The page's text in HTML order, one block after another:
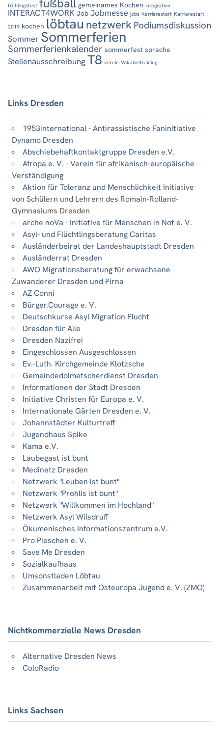
frühlingsfest fußball gemeinames Kochen integration
INTERACT4WORK Job Jobmesse jobs Karrierestart Karrierestart
2019 kochen löbtau netzwerk Podiumsdiskussion
Sommer Sommerferien
Sommerferienkalender sommerfest sprache
Stellenausschreibung T8 verein Vokabeltraining
Links Dresden
1953international - Antirassistische Faninitiative
Dynamo Dresden
Abschiebehaftkontaktgruppe Dresden e.V.
Afropa e. V. - Verein für afrikanisch-europäische
Verständigung
Aktion für Toleranz und Menschlichkeit Initiative
von Schülern und Lehrern des Romain-Rolland-
Gymnasiums Dresden
arche noVa - Initiative für Menschen in Not e. V.
Asyl- und Flüchtlingsberatung Caritas
Ausländerbeirat der Landeshauptstadt Dresden
Ausländerrat Dresden
AWO Migrationsberatung für erwachsene
Zuwanderer Dresden und Pirna
AZ Conni
Bürger.Courage e. V.
Deutschkurse Asyl Migration Flucht
Dresden für Alle
Dresden Nazifrei
Eingeschlossen Ausgeschlossen
Ev.-Luth. Kirchgemeinde Klotzsche
Gemeindedolmetscherdienst Dresden
Informationen der Stadt Dresden
Initiative Christen für Europa e. V.
Internationale Gärten Dresden e. V.
Johannstädter Kulturtreff
Jugendhaus Spike
Kama e.V.
Laubegast ist bunt
Medinetz Dresden
Netzwerk "Leuben ist bunt"
Netzwerk "Prohlis ist bunt"
Netzwerk "Willkommen im Hochland"
Netzwerk Asyl Wilsdruff
Ökumenisches Informationszentrum e.V.
Pro Pieschen e. V.
Save Me Dresden
Sozialkaufhaus
Umsonstladen Löbtau
Zusammenarbeit mit Osteuropa Jugend e. V. (ZMO)
Nichtkommerzielle News Dresden
Alternative Dresden News
ColoRadio
Links Sachsen